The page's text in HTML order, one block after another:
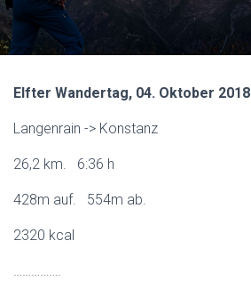
Elfter Wandertag, 04. Oktober 2018
Langenrain -> Konstanz
26,2 km. 6:36 h
428m auf. 554m ab.
2320 kcal
…………….